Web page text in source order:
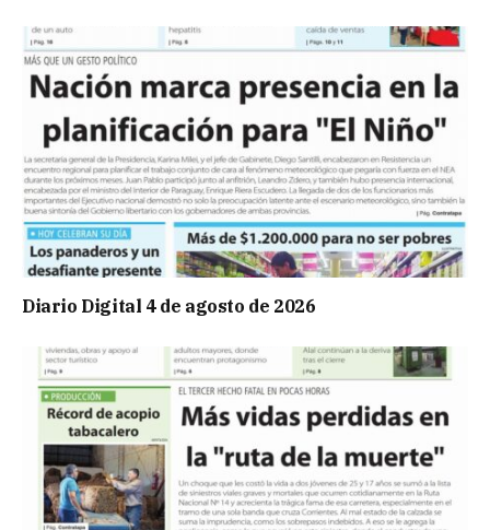
Diario Digital 4 de agosto de 2026